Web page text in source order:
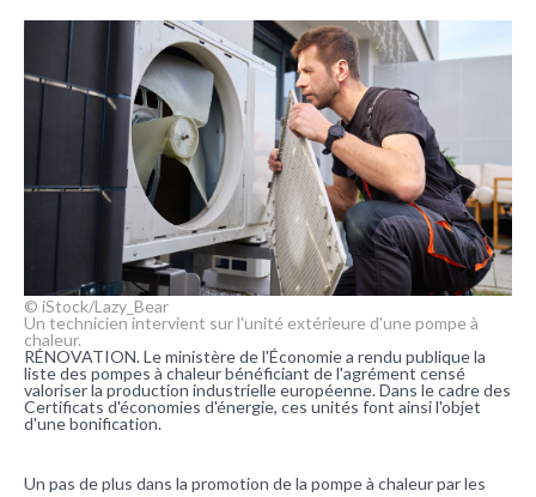
© iStock/Lazy_Bear
Un technicien intervient sur l'unité extérieure d'une pompe à
chaleur.
RÉNOVATION. Le ministère de l'Économie a rendu publique la
liste des pompes à chaleur bénéficiant de l'agrément censé
valoriser la production industrielle européenne. Dans le cadre des
Certificats d'économies d'énergie, ces unités font ainsi l'objet
d'une bonification.
Un pas de plus dans la promotion de la pompe à chaleur par les